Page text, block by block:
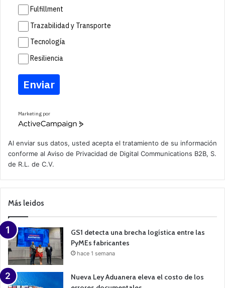
Fulfillment
Trazabilidad y Transporte
Tecnología
Resiliencia
Enviar
Marketing por
A
v
e
a
m
a
n
Al enviar sus datos, usted acepta el tratamiento de su información
conforme al Aviso de Privacidad de Digital Communications B2B, S.
de R.L. de C.V.
Más leidos
GS1 detecta una brecha logística entre las
PyMEs fabricantes
hace 1 semana
Nueva Ley Aduanera eleva el costo de los